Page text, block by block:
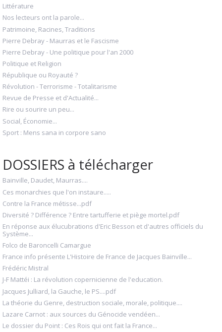
Littérature
Nos lecteurs ont la parole...
Patrimoine, Racines, Traditions
Pierre Debray - Maurras et le Fascisme
Pierre Debray - Une politique pour l'an 2000
Politique et Religion
République ou Royauté ?
Révolution - Terrorisme - Totalitarisme
Revue de Presse et d'Actualité...
Rire ou sourire un peu...
Social, Économie...
Sport : Mens sana in corpore sano
DOSSIERS à télécharger
Bainville, Daudet, Maurras....
Ces monarchies que l'on instaure.....
Contre la France métisse...pdf
Diversité ? Différence ? Entre tartufferie et piège mortel.pdf
En réponse aux élucubrations d'Eric Besson et d'autres officiels du
Système...
Folco de Baroncelli Camargue
France info présente L'Histoire de France de Jacques Bainville...
Frédéric Mistral
J-F Mattéi : La révolution copernicienne de l'education.
Jacques Julliard, la Gauche, le PS....pdf
La théorie du Genre, destruction sociale, morale, politique....
Lazare Carnot : aux sources du Génocide vendéen...
Le dossier du Point : Ces Rois qui ont fait la France...